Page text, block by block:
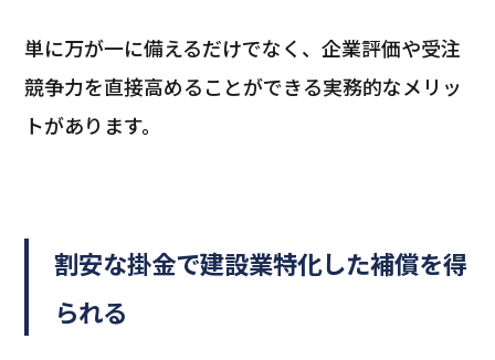
単に万が一に備えるだけでなく、企業評価や受注
競争力を直接高めることができる実務的なメリッ
トがあります。
割安な掛金で建設業特化した補償を得
られる